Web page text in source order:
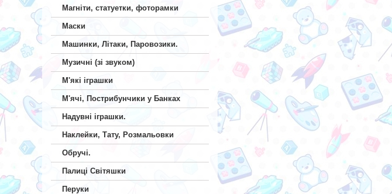
Магніти, статуетки, фоторамки
Маски
Машинки, Літаки, Паровозики.
Музичні (зі звуком)
М'які іграшки
М'ячі, Пострибунчики у Банках
Надувні іграшки.
Наклейки, Тату, Розмальовки
Обручі.
Палиці Світяшки
Перуки